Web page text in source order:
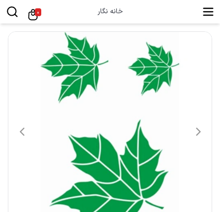
خانه نگار 0